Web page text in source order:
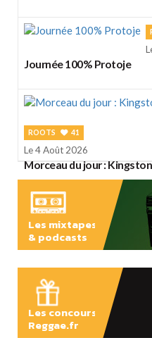
Journée 100% Protoje
ROOTS 41
Le 4 Août 2026
Morceau du jour :
Les mixtapes
& podcasts
Les concours
Reggae.fr